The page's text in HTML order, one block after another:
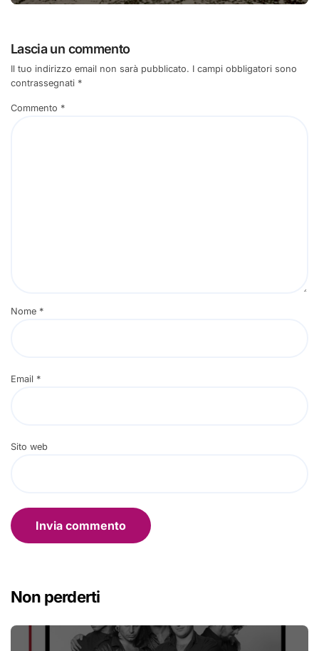
Lascia un commento
Il tuo indirizzo email non sarà pubblicato. I campi obbligatori sono
contrassegnati *
Commento *
Nome *
Email *
Sito web
Non perderti